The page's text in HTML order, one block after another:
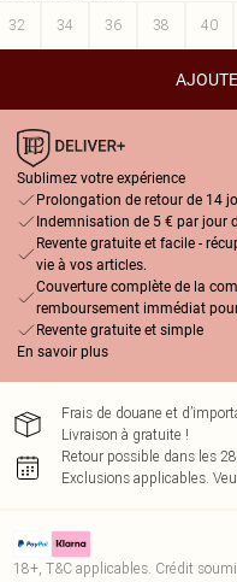
32
34 36 38 40
Sublimez votre expérience
Prolongation de retour de 14
Indemnisation de 5 € par jour
Revente gratuite et facile -
vie à vos articles.
Couverture complète de la
remboursement immédiat
Revente gratuite et simple
En savoir plus
Frais de douane et
Livraison à gratuite !
Retour possible dans les
Exclusions applicables.
18+, T&C applicables. Crédit